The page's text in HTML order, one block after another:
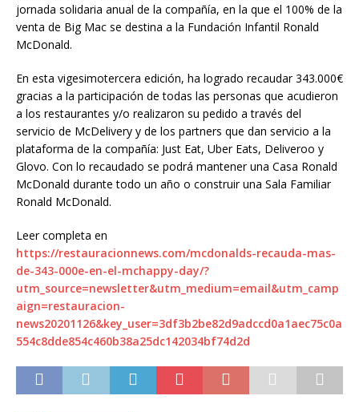
jornada solidaria anual de la compañía, en la que el 100% de la
venta de Big Mac se destina a la Fundación Infantil Ronald
McDonald.
En esta vigesimotercera edición, ha logrado recaudar 343.000€
gracias a la participación de todas las personas que acudieron
a los restaurantes y/o realizaron su pedido a través del
servicio de McDelivery y de los partners que dan servicio a la
plataforma de la compañía: Just Eat, Uber Eats, Deliveroo y
Glovo. Con lo recaudado se podrá mantener una Casa Ronald
McDonald durante todo un año o construir una Sala Familiar
Ronald McDonald.
Leer completa en
https://restauracionnews.com/mcdonalds-recauda-mas-
de-343-000e-en-el-mchappy-day/?
utm_source=newsletter&utm_medium=email&utm_camp
aign=restauracion-
news20201126&key_user=3df3b2be82d9adccd0a1aec75c0a
554c8dde854c460b38a25dc142034bf74d2d